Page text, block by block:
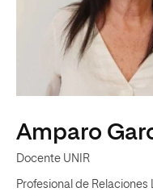
Amparo
Docente UNIR
Profesional de